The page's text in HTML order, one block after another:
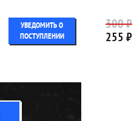
УВЕДОМИТЬ О
ПОСТУПЛЕНИИ
300 ₽
255 ₽